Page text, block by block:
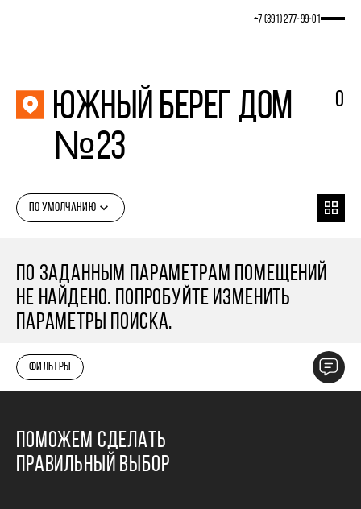
+7 (391) 277‒99‒01
Южный берег Дом
№23
0
ФИЛЬТРЫ
ПО УМОЛЧАНИЮ
ПО ЗАДАННЫМ ПАРАМЕТРАМ ПОМЕЩЕНИЙ
НЕ НАЙДЕНО. ПОПРОБУЙТЕ ИЗМЕНИТЬ
ПАРАМЕТРЫ ПОИСКА.
ПОМОЖЕМ СДЕЛАТЬ
ПРАВИЛЬНЫЙ ВЫБОР